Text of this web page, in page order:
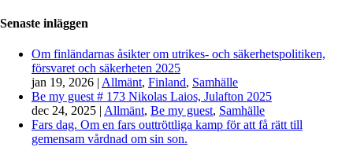
Senaste inläggen
Om finländarnas åsikter om utrikes- och säkerhetspolitiken,
försvaret och säkerheten 2025
jan 19, 2026 | Allmänt, Finland, Samhälle
Be my guest # 173 Nikolas Laios, Julafton 2025
dec 24, 2025 | Allmänt, Be my guest, Samhälle
Fars dag. Om en fars outtröttliga kamp för att få rätt till
gemensam vårdnad om sin son.